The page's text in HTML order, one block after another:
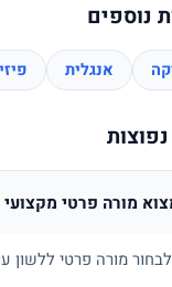
נוספים
אנגלית
מורה פרטי מקצועי
מורה פרטי ללשון